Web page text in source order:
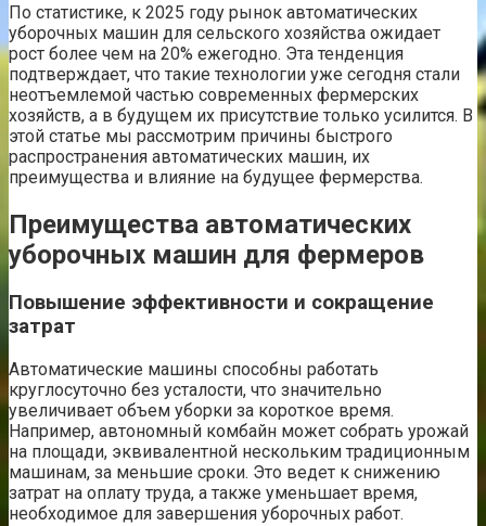
По статистике, к 2025 году рынок автоматических
уборочных машин для сельского хозяйства ожидает
рост более чем на 20% ежегодно. Эта тенденция
подтверждает, что такие технологии уже сегодня стали
неотъемлемой частью современных фермерских
хозяйств, а в будущем их присутствие только усилится. В
этой статье мы рассмотрим причины быстрого
распространения автоматических машин, их
преимущества и влияние на будущее фермерства.
Преимущества автоматических
уборочных машин для фермеров
Повышение эффективности и сокращение
затрат
Автоматические машины способны работать
круглосуточно без усталости, что значительно
увеличивает объем уборки за короткое время.
Например, автономный комбайн может собрать урожай
на площади, эквивалентной нескольким традиционным
машинам, за меньшие сроки. Это ведет к снижению
затрат на оплату труда, а также уменьшает время,
необходимое для завершения уборочных работ.